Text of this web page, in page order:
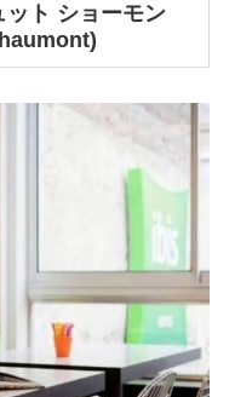
ト ショーモン